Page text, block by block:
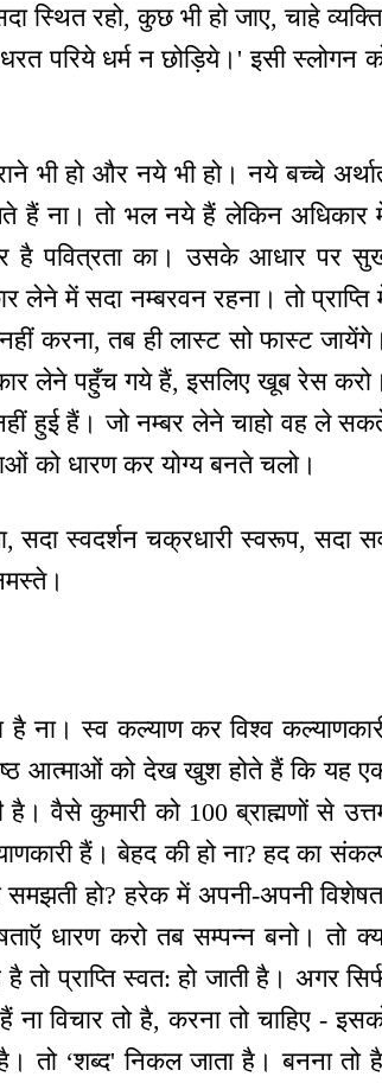
स्थित रहो, कुछ भी हो जाए, चाहे
परिये धर्म न छोड़िये।' इसी स्लोगन
भी हो और नये भी हो। नये बच्चे
हैं ना। तो भल नये हैं लेकिन अधिकार
है पवित्रता का। उसके आधार पर
लेने में सदा नम्बरवन रहना। तो प्राप्ति
करना, तब ही लास्ट सो फास्ट जायेंगे।
लेने पहुँच गये हैं, इसलिए खूब रेस करो।
हुई हैं। जो नम्बर लेने चाहो वह ले
को धारण कर योग्य बनते चलो।
सदा स्वदर्शन चक्रधारी स्वरूप, सदा
है ना। स्व कल्याण कर विश्व
आत्माओं को देख खुश होते हैं कि यह
वैसे कुमारी को 100 ब्राह्मणों से
हैं। बेहद की हो ना? हद का
हो? हरेक में अपनी-अपनी
धारण करो तब सम्पन्न बनो। तो
तो प्राप्ति स्वत: हो जाती है। अगर
विचार तो है, करना तो चाहिए -
तो ‘शब्द' निकल जाता है। बनना तो